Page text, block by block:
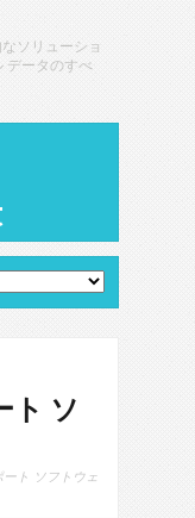
ソリューショ
データのすべ
ト ソ
ト ソフトウェ